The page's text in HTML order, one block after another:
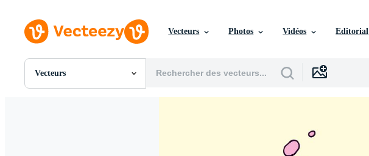
Vecteurs Photos Vidéos Editorial
Vecteurs
Toutes Images